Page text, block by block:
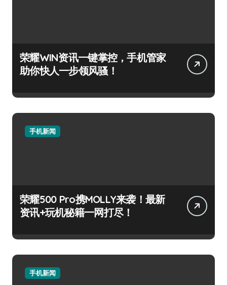
荣耀WIN资讯一键掌控，手机管家
助你快人一步领风骚！
手机新闻
荣耀500 Pro携MOLLY来袭！最新
资讯+玩机秘籍一网打尽！
手机新闻